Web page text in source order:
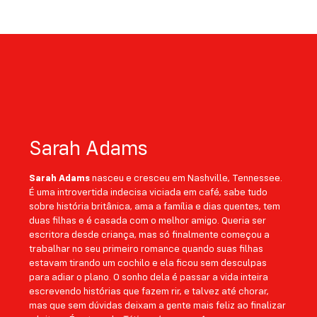
Sarah Adams
Sarah Adamsnasceu e cresceu em Nashville, Tennessee.
É uma introvertida indecisa viciada em café, sabe tudo
sobre história britânica, ama a família e dias quen­tes, tem
duas filhas e é casada com o melhor amigo. Queria ser
escritora desde criança, mas só finalmente começou a
trabalhar no seu primeiro romance quando suas filhas
estavam tirando um cochilo e ela ficou sem desculpas
para adiar o plano. O sonho dela é passar a vida inteira
escrevendo his­tórias que fazem rir, e talvez até chorar,
mas que sem dúvidas deixam a gente mais feliz ao finalizar